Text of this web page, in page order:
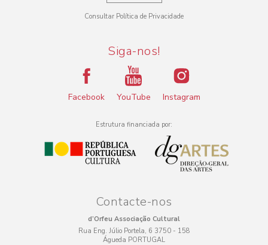
Consultar Política de Privacidade
Siga-nos!
Facebook YouTube Instagram
Estrutura financiada por:
Contacte-nos
d’Orfeu Associação Cultural
Rua Eng. Júlio Portela, 6 3750 - 158
Águeda PORTUGAL